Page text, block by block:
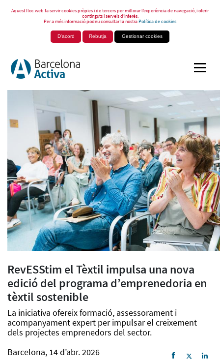
Aquest lloc web fa servir cookies pròpies i de tercers per millorar l’experiència de navegació, i oferir
continguts i serveis d’interès.
Per a més informació podeu consultar la nostraPolítica de cookies
D'acord Rebutja Gestionar cookies
RevESStim el Tèxtil impulsa una nova
edició del programa d’emprenedoria en
tèxtil sostenible
La iniciativa ofereix formació, assessorament i
acompanyament expert per impulsar el creixement
dels projectes emprenedors del sector.
Barcelona, 14 d’abr. 2026